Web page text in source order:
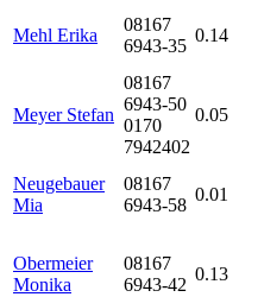
Mehl Erika
08167
6943-35
0.14
Meyer Stefan
08167
6943-50
0170
7942402
0.05
Neugebauer
Mia
08167
6943-58
0.01
Obermeier
Monika
08167
6943-42
0.13